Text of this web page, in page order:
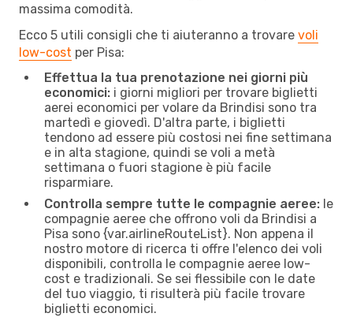
massima comodità.
Ecco 5 utili consigli che ti aiuteranno a trovare voli
low-cost per Pisa:
Effettua la tua prenotazione nei giorni più
economici: i giorni migliori per trovare biglietti
aerei economici per volare da Brindisi sono tra
martedì e giovedì. D'altra parte, i biglietti
tendono ad essere più costosi nei fine settimana
e in alta stagione, quindi se voli a metà
settimana o fuori stagione è più facile
risparmiare.
Controlla sempre tutte le compagnie aeree: le
compagnie aeree che offrono voli da Brindisi a
Pisa sono {​var.airlineRouteList}. Non appena il
nostro motore di ricerca ti offre l'elenco dei voli
disponibili, controlla le compagnie aeree low-
cost e tradizionali. Se sei flessibile con le date
del tuo viaggio, ti risulterà più facile trovare
biglietti economici.